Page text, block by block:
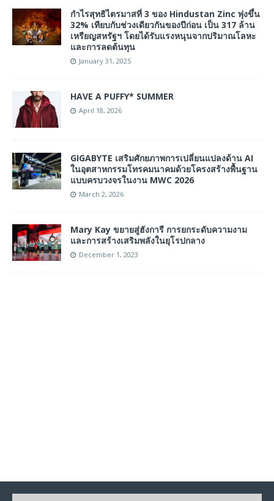
กำไรสุทธิไตรมาสที่ 3 ของ Hindustan Zinc พุ่งขึ้น
32% เทียบกับช่วงเดียวกันของปีก่อน เป็น 317 ล้าน
เหรียญสหรัฐฯ โดยได้รับแรงหนุนจากปริมาณโลหะ
และการลดต้นทุน
January 31, 2025
HAVE A PUFFY* SUMMER
April 18, 2026
GIGABYTE เสริมศักยภาพการเปลี่ยนแปลงด้าน AI
ในอุตสาหกรรมโทรคมนาคมด้วยโครงสร้างพื้นฐาน
แบบครบวงจรในงาน MWC 2026
March 2, 2026
Mary Kay ขยายสู่ฮังการี การยกระดับความงาม
และการสร้างเสริมพลังในยุโรปกลาง
December 1, 2023